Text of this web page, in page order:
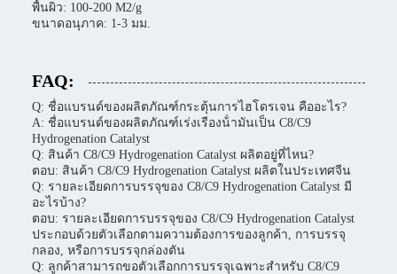
พื้นผิว: 100-200 M2/g
ขนาดอนุภาค: 1-3 มม.
FAQ:
Q: ชื่อแบรนด์ของผลิตภัณฑ์กระตุ้นการไฮโดรเจน คืออะไร?
A: ชื่อแบรนด์ของผลิตภัณฑ์เร่งเรืองน้ํามันเป็น C8/C9
Hydrogenation Catalyst
Q: สินค้า C8/C9 Hydrogenation Catalyst ผลิตอยู่ที่ไหน?
ตอบ: สินค้า C8/C9 Hydrogenation Catalyst ผลิตในประเทศจีน
Q: รายละเอียดการบรรจุของ C8/C9 Hydrogenation Catalyst มี
อะไรบ้าง?
ตอบ: รายละเอียดการบรรจุของ C8/C9 Hydrogenation Catalyst
ประกอบด้วยตัวเลือกตามความต้องการของลูกค้า, การบรรจุ
กลอง, หรือการบรรจุกล่องตัน
Q: ลูกค้าสามารถขอตัวเลือกการบรรจุเฉพาะสําหรับ C8/C9